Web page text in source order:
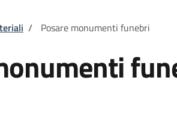
pane
/ Posare monumenti funebri